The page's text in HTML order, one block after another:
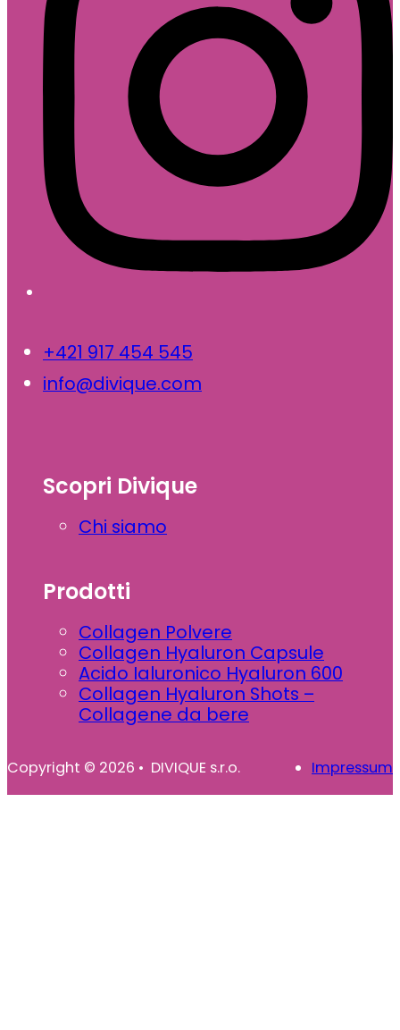
+421 917 454 545
info@divique.com
Scopri Divique
Chi siamo
Prodotti
Collagen Polvere
Collagen Hyaluron Capsule
Acido Ialuronico Hyaluron 600
Collagen Hyaluron Shots –
Collagene da bere
Copyright © 2026 • DIVIQUE s.r.o. Impressum